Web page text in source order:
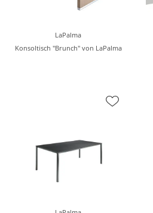
LaPalma
Konsoltisch "Brunch" von LaPalma